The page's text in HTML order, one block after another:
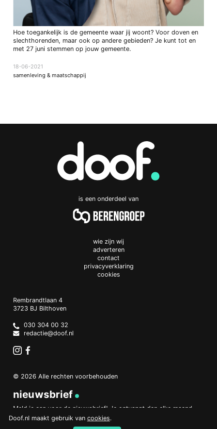
Hoe toegankelijk is de gemeente waar jij woont? Voor doven en
slechthorenden, maar ook op andere gebieden? Je kunt tot en
met 27 juni stemmen op jouw gemeente.
18-06-2021
samenleving & maatschappij
is een onderdeel van
wie zijn wij
adverteren
contact
privacyverklaring
cookies
Doof.nl
work
Rembrandtlaan 4
3723 BJ Bilthoven
Netherlands
030 304 00 32
redactie@doof.nl
© 2026 Alle rechten voorbehouden
nieuwsbrief
Meld je aan voor de nieuwsbrief! Je ontvangt dan elke maand
een overzicht van het belangrijkste nieuws.
Doof.nl maakt gebruik van cookies.